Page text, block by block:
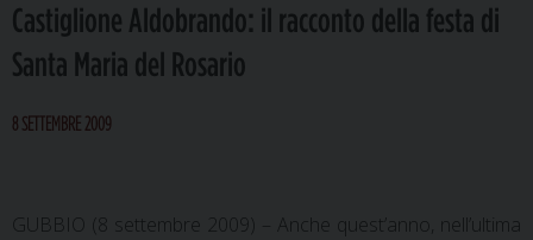
Castiglione Aldobrando: il racconto della festa di
Santa Maria del Rosario
8 SETTEMBRE 2009
GUBBIO (8 settembre 2009) – Anche quest’anno, nell’ultima